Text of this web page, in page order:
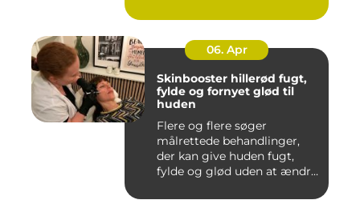
06. Apr
Skinbooster hillerød fugt,
fylde og fornyet glød til
huden
Flere og flere søger
målrettede behandlinger,
der kan give huden fugt,
fylde og glød uden at ændre